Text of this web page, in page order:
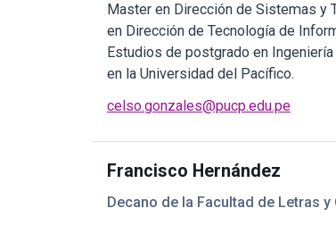
Master en Dirección de Sistemas y
en Dirección de Tecnología de
Estudios de postgrado en
en la Universidad del Pacífico.
celso.gonzales@pucp.edu.pe
Francisco Hernández
Decano de la Facultad de Letras y